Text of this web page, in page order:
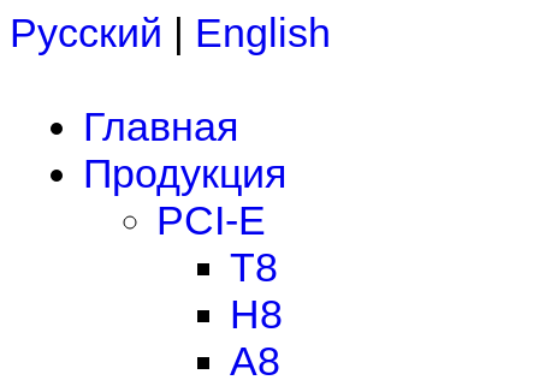
Русский | English
Главная
Продукция
PCI-E
T8
H8
A8